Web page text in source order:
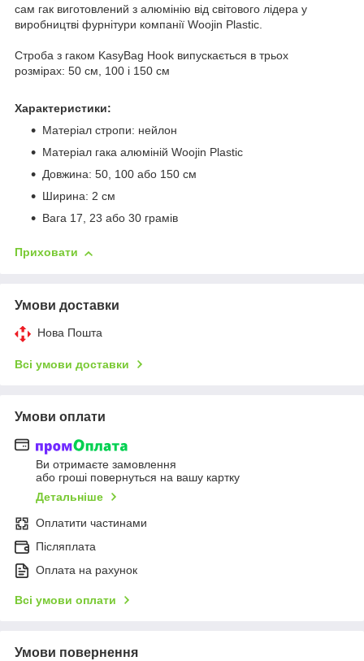
сам гак виготовлений з алюмінію від світового лідера у
виробництві фурнітури компанії Woojin Plastic.
Строба з гаком KasyBag Hook випускається в трьох
розмірах: 50 см, 100 і 150 см
Характеристики:
Матеріал стропи: нейлон
Матеріал гака алюміній Woojin Plastic
Довжина: 50, 100 або 150 см
Ширина: 2 см
Вага 17, 23 або 30 грамів
Приховати
Умови доставки
Нова Пошта
Всі умови доставки
Умови оплати
Ви отримаєте замовлення
або гроші повернуться на вашу картку
Детальніше
Оплатити частинами
Післяплата
Оплата на рахунок
Всі умови оплати
Умови повернення